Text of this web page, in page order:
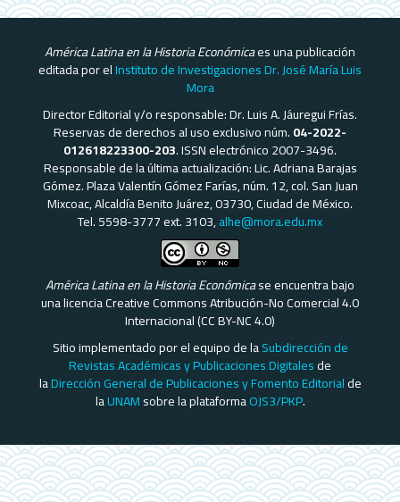
América Latina en la Historia Económicaes una publicación
editada por elInstituto de Investigaciones Dr. José María Luis
Mora
Director Editorial y/o responsable: Dr. Luis A. Jáuregui Frías.
Reservas de derechos al uso exclusivo núm.04-2022-
012618223300-203. ISSN electrónico 2007-3496.
Responsable de la última actualización: Lic. Adriana Barajas
Gómez. Plaza Valentín Gómez Farías, núm. 12, col. San Juan
Mixcoac, Alcaldía Benito Juárez, 03730, Ciudad de México.
Tel. 5598-3777 ext. 3103,alhe@mora.edu.mx
América Latina en la Historia Económicase encuentra bajo
una licencia Creative Commons Atribución-No Comercial 4.0
Internacional (CC BY-NC 4.0)
Sitio implementado por el equipo de laSubdirección de
Revistas Académicas y Publicaciones Digitalesde
laDirección General de Publicaciones y Fomento Editorialde
laUNAMsobre la plataformaOJS3/PKP.